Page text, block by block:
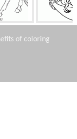
ます 良い気分で
of coloring